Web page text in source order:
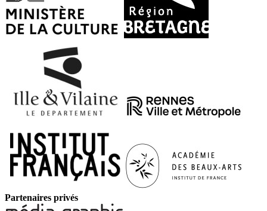
Partenaires privés